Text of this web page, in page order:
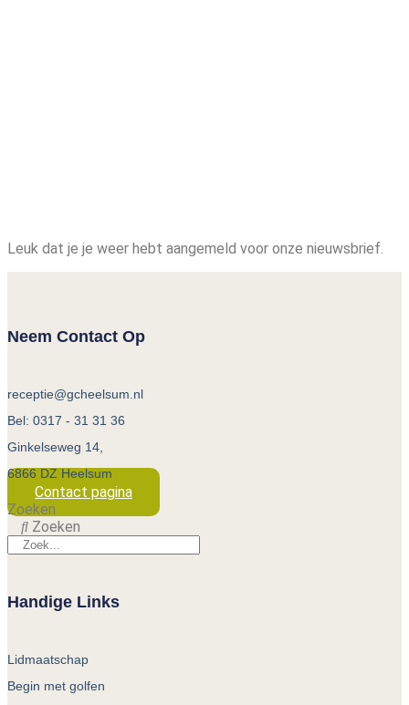
Leuk dat je je weer hebt aangemeld voor onze nieuwsbrief.
Neem Contact Op
receptie@gcheelsum.nl
Bel: 0317 - 31 31 36
Ginkelseweg 14,
6866 DZ Heelsum
Contact pagina
Zoeken
Zoeken
Handige Links
Lidmaatschap
Begin met golfen